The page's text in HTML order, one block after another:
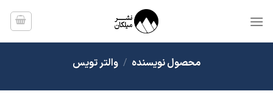
محصول نویسنده / والتر تویس